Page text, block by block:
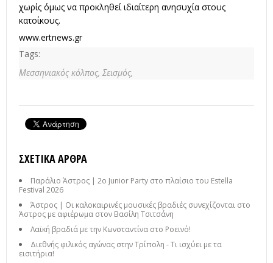
χωρίς όμως να προκληθεί ιδιαίτερη ανησυχία στους
κατοίκους.
www.ertnews.gr
Tags:
Μεσσηνιακός κόλπος, Σεισμός,
ΣΧΕΤΙΚΆ ΆΡΘΡΑ
Παράλιο Άστρος | 2ο Junior Party στο πλαίσιο του Estella
Festival 2026
Άστρος | Οι καλοκαιρινές μουσικές βραδιές συνεχίζονται στο
Άστρος με αφιέρωμα στον Βασίλη Τσιτσάνη
Λαϊκή βραδιά με την Κωνσταντίνα στο Ροεινό!
Διεθνής φιλικός αγώνας στην Τρίπολη - Τι ισχύει με τα
εισιτήρια!